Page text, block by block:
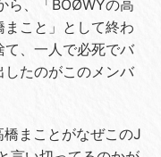
ら、「BOØWYの高
こと」として終わ
て、一人で必死でバ
したのがこのメンバ
まことがなぜこのJ